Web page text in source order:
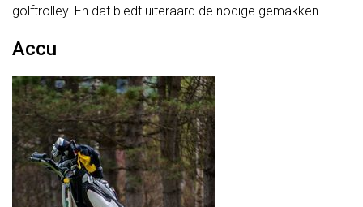
golftrolley. En dat biedt uiteraard de nodige gemakken.
Accu